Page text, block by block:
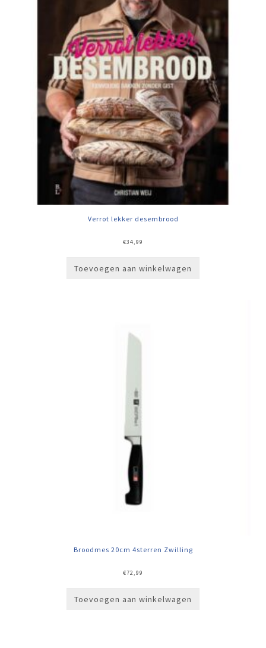
Verrot lekker desembrood
€34,99
Toevoegen aan winkelwagen
Broodmes 20cm 4sterren Zwilling
€72,99
Toevoegen aan winkelwagen